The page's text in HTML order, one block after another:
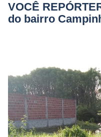
VOCÊ
do bairro